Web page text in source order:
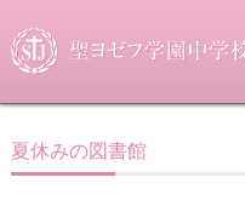
夏休みの図書館